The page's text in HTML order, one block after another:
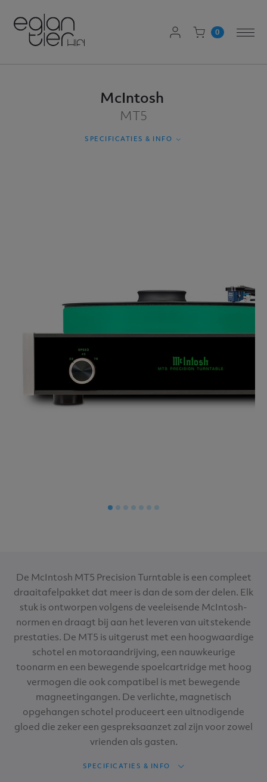
AANMELDEN
WINKELWAGEN
0
McIntosh
MT5
SPECIFICATIES & INFO
De McIntosh MT5 Precision Turntable is een compleet
draaitafelpakket dat meer is dan de som der delen. Elk
stuk is ontworpen volgens de veeleisende McIntosh-
normen en draagt ​​bij aan het leveren van uitstekende
prestaties. De MT5 is uitgerust met een hoogwaardige
schotel en motoraandrijving, een nauwkeurige
toonarm en een bewegende spoelcartridge met hoog
vermogen die ook compatibel is met bewegende
magneetingangen. De verlichte, magnetisch
opgehangen schotel produceert een uitnodigende
gloed die zeker een gespreksaanzet zal zijn voor zowel
vrienden als gasten.
SPECIFICATIES & INFO